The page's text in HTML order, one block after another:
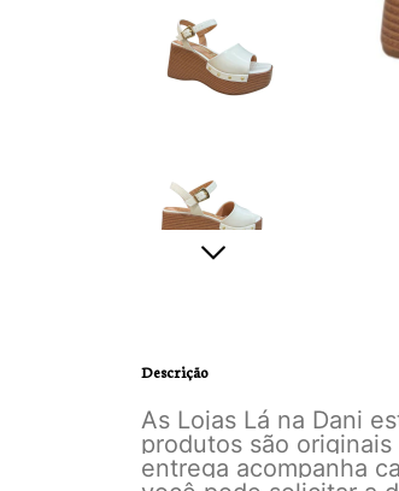
Descrição
As Lojas Lá na Dani
produtos são
entrega acompanha